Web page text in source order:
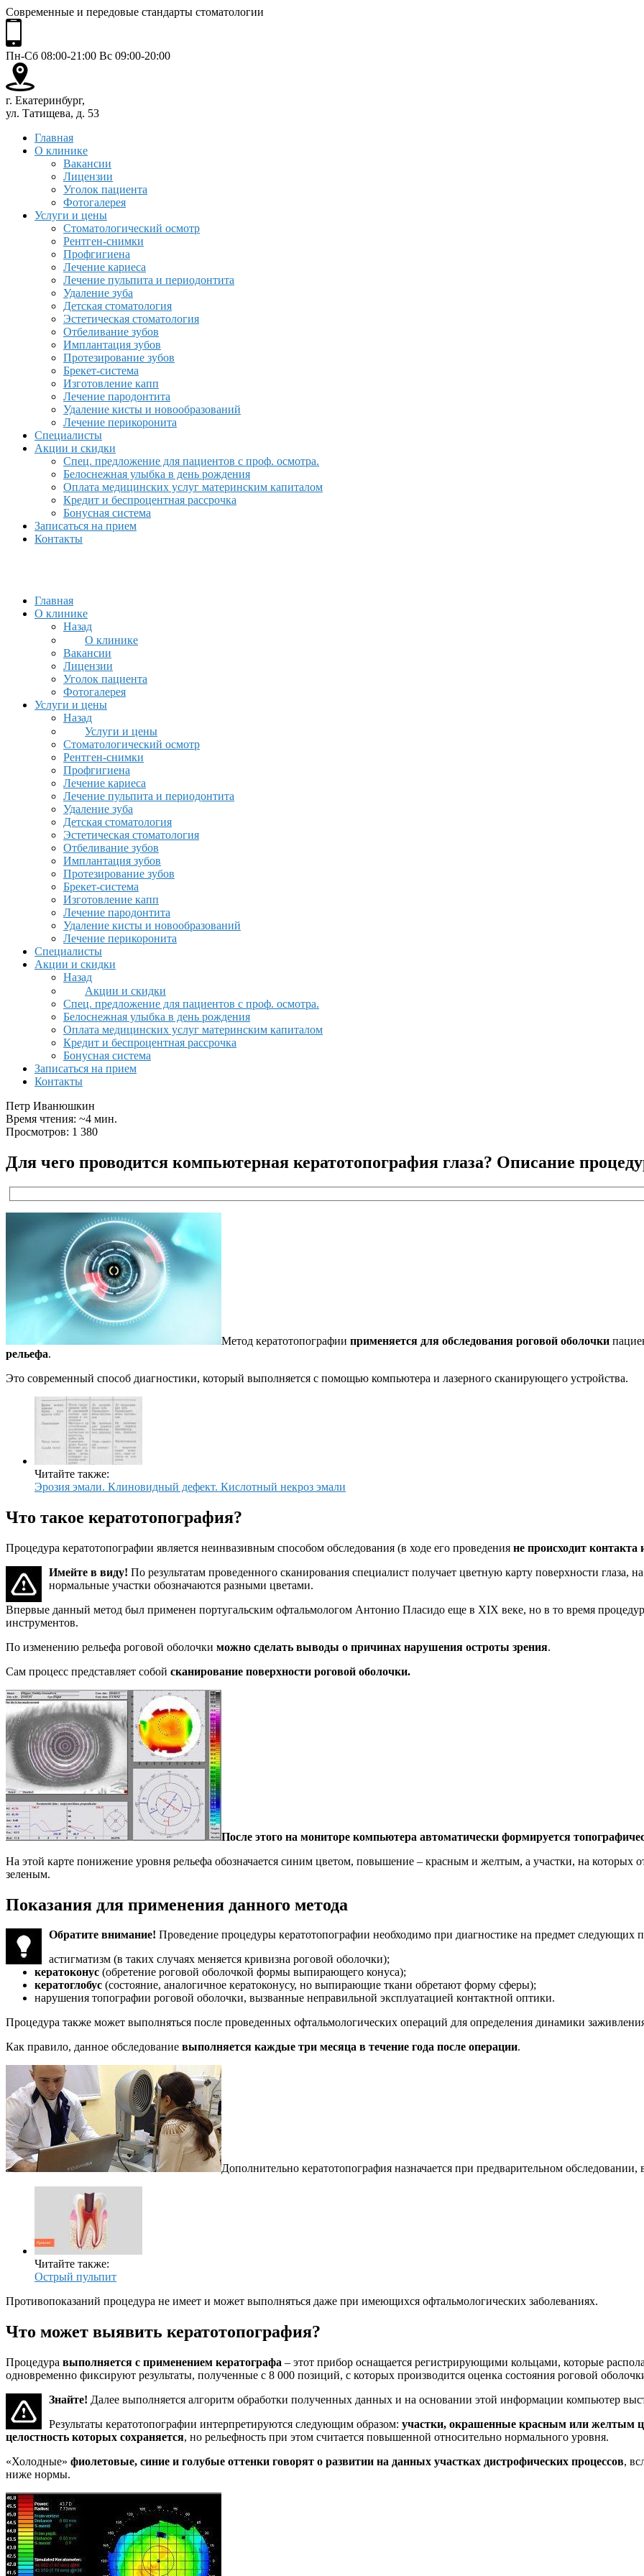
Современные и передовые стандарты стоматологии
Пн-Сб 08:00-21:00 Вс 09:00-20:00
г. Екатеринбург,
ул. Татищева, д. 53
Главная
О клинике
Вакансии
Лицензии
Уголок пациента
Фотогалерея
Услуги и цены
Стоматологический осмотр
Рентген-снимки
Профгигиена
Лечение кариеса
Лечение пульпита и периодонтита
Удаление зуба
Детская стоматология
Эстетическая стоматология
Отбеливание зубов
Имплантация зубов
Протезирование зубов
Брекет-система
Изготовление капп
Лечение пародонтита
Удаление кисты и новообразований
Лечение перикоронита
Специалисты
Акции и скидки
Спец. предложение для пациентов с проф. осмотра.
Белоснежная улыбка в день рождения
Оплата медицинских услуг материнским капиталом
Кредит и беспроцентная рассрочка
Бонусная система
Записаться на прием
Контакты
Главная
О клинике
Назад
О клинике
Вакансии
Лицензии
Уголок пациента
Фотогалерея
Услуги и цены
Назад
Услуги и цены
Стоматологический осмотр
Рентген-снимки
Профгигиена
Лечение кариеса
Лечение пульпита и периодонтита
Удаление зуба
Детская стоматология
Эстетическая стоматология
Отбеливание зубов
Имплантация зубов
Протезирование зубов
Брекет-система
Изготовление капп
Лечение пародонтита
Удаление кисты и новообразований
Лечение перикоронита
Специалисты
Акции и скидки
Назад
Акции и скидки
Спец. предложение для пациентов с проф. осмотра.
Белоснежная улыбка в день рождения
Оплата медицинских услуг материнским капиталом
Кредит и беспроцентная рассрочка
Бонусная система
Записаться на прием
Контакты
Петр Иванюшкин
Время чтения: ~4 мин.
Просмотров: 1 380
Для чего проводится компьютерная кератотопография глаза? Описание
Метод кератотопографии применяется для обследования роговой оболочки
рельефа.
Это современный способ диагностики, который выполняется с помощью компьютера и лазерного сканирующего устройства.
Читайте также:
Эрозия эмали. Клиновидный дефект. Кислотный некроз эмали
Что такое кератотопография?
Процедура кератотопографии является неинвазивным способом обследования (в ходе его проведения не происходит контакта
Имейте в виду! По результатам проведенного сканирования специалист получает цветную карту поверхности глаза,
нормальные участки обозначаются разными цветами.
Впервые данный метод был применен португальским офтальмологом Антонио Пласидо еще в XIX веке, но в то время
инструментов.
По изменению рельефа роговой оболочки можно сделать выводы о причинах нарушения остроты зрения.
Сам процесс представляет собой сканирование поверхности роговой оболочки.
После этого на мониторе компьютера автоматически формируется
На этой карте понижение уровня рельефа обозначается синим цветом, повышение – красным и желтым, а участки, на которых
зеленым.
Показания для применения данного метода
Обратите внимание! Проведение процедуры кератотопографии необходимо при диагностике на предмет следующих
астигматизм (в таких случаях меняется кривизна роговой оболочки);
кератоконус (обретение роговой оболочкой формы выпирающего конуса);
кератоглобус (состояние, аналогичное кератоконусу, но выпирающие ткани обретают форму сферы);
нарушения топографии роговой оболочки, вызванные неправильной эксплуатацией контактной оптики.
Процедура также может выполняться после проведенных офтальмологических операций для определения динамики
Как правило, данное обследование выполняется каждые три месяца в течение года после операции.
Дополнительно кератотопография назначается при предварительном
Читайте также:
Острый пульпит
Противопоказаний процедура не имеет и может выполняться даже при имеющихся офтальмологических заболеваниях.
Что может выявить кератотопография?
Процедура выполняется с применением кератографа – этот прибор оснащается регистрирующими кольцами, которые
одновременно фиксируют результаты, полученные с 8 000 позиций, с которых производится оценка состояния роговой
Знайте! Далее выполняется алгоритм обработки полученных данных и на основании этой информации компьютер
Результаты кератотопографии интерпретируются следующим образом: участки, окрашенные красным или желтым
целостность которых сохраняется, но рельефность при этом считается повышенной относительно нормального уровня.
«Холодные» фиолетовые, синие и голубые оттенки говорят о развитии на данных участках дистрофических процессов,
ниже нормы.